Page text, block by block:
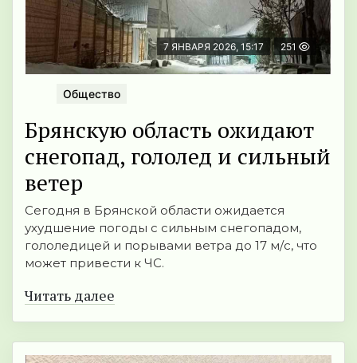
7 ЯНВАРЯ 2026, 15:17 251
Общество
Брянскую область ожидают
снегопад, гололед и сильный
ветер
Сегодня в Брянской области ожидается
ухудшение погоды с сильным снегопадом,
гололедицей и порывами ветра до 17 м/с, что
может привести к ЧС.
Читать далее